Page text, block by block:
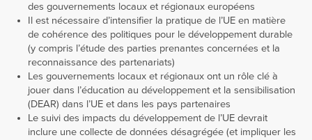
des gouvernements locaux et régionaux européens
Il est nécessaire d’intensifier la pratique de l’UE en matière
de cohérence des politiques pour le développement durable
(y compris l’étude des parties prenantes concernées et la
reconnaissance des partenariats)
Les gouvernements locaux et régionaux ont un rôle clé à
jouer dans l’éducation au développement et la sensibilisation
(DEAR) dans l’UE et dans les pays partenaires
Le suivi des impacts du développement de l’UE devrait
inclure une collecte de données désagrégée (et impliquer les